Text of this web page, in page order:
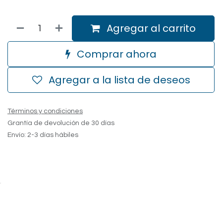
Agregar al carrito
Comprar ahora
Agregar a la lista de deseos
Términos y condiciones
Grantía de devolución de 30 días
Envío: 2-3 días hábiles